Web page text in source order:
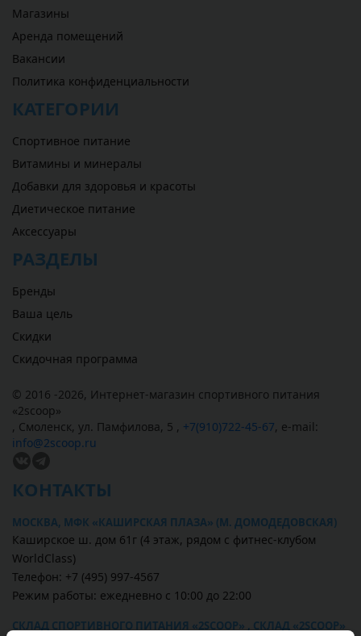
Магазины
Аренда помещений
Вакансии
Политика конфиденциальности
КАТЕГОРИИ
Спортивное питание
Витамины и минералы
Добавки для здоровья и красоты
Диетическое питание
Аксессуары
РАЗДЕЛЫ
Бренды
Ваша цель
Скидки
Скидочная программа
© 2016 -2026, Интернет-магазин спортивного питания
«2scoop»
, Смоленск, ул. Памфилова, 5 , +7(910)722-45-67, e-mail:
info@2scoop.ru
КОНТАКТЫ
МОСКВА, МФК «КАШИРСКАЯ ПЛАЗА» (М. ДОМОДЕДОВСКАЯ)
Каширское ш. дом 61г (4 этаж, рядом с фитнес-клубом
WorldClass)
Телефон: +7 (495) 997-4567
Режим работы: ежедневно с 10:00 до 22:00
СКЛАД СПОРТИВНОГО ПИТАНИЯ «2SCOOP» , СКЛАД «2SCOOP»